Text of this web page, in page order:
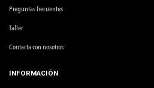
Preguntas frecuentes
Taller
Contacta con nosotros
INFORMACIÓN